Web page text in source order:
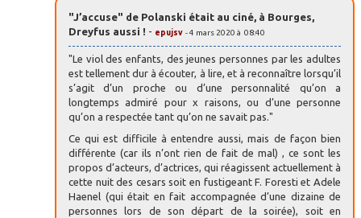
"J’accuse" de Polanski était au ciné, à Bourges,
Dreyfus aussi ! - epujsv - 4 mars 2020 à 08:40
"Le viol des enfants, des jeunes personnes par les adultes
est tellement dur à écouter, à lire, et à reconnaître lorsqu’il
s’agit d’un proche ou d’une personnalité qu’on a
longtemps admiré pour x raisons, ou d’une personne
qu’on a respectée tant qu’on ne savait pas."
Ce qui est difficile à entendre aussi, mais de façon bien
différente (car ils n’ont rien de fait de mal) , ce sont les
propos d’acteurs, d’actrices, qui réagissent actuellement à
cette nuit des cesars soit en fustigeant F. Foresti et Adele
Haenel (qui était en fait accompagnée d’une dizaine de
personnes lors de son départ de la soirée), soit en